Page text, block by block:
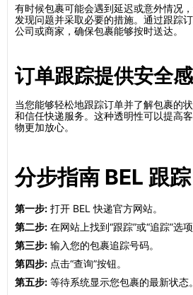
有时候包裹可能会遇到延迟或意外情况
发现问题并采取必要的措施。通过跟踪
公司或商家，确保包裹能够按时送达。
订单跟踪提供安全
当您能够轻松地跟踪订单并了解包裹的
和信任快递服务。这种透明性可以提高
物更加放心。
分步指南 BEL 跟踪
第一步: 打开 BEL 快递官方网站。
第二步: 在网站上找到“跟踪”或“追踪”选项
第三步: 输入您的包裹追踪号码。
第四步: 点击“查询”按钮。
第五步: 等待系统显示您包裹的最新状态。